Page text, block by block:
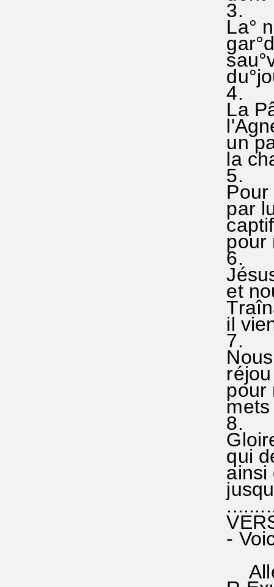
3.
La°
4.
La
un
la
5.
Pour
par
pour
6.
et
il
7.
Nous
réjou
pour
mets
8.
qui
ainsi
-
Allé-